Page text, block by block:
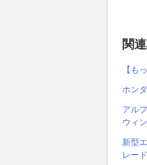
関
【も
ホン
アル
ウィ
新型
レー